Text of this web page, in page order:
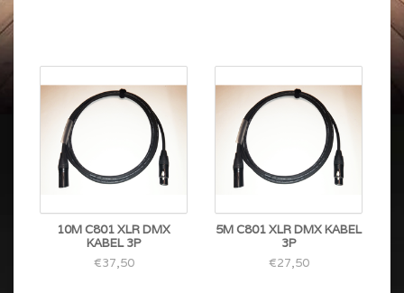
10M C801 XLR DMX
KABEL 3P
€37,50
5M C801 XLR DMX KABEL
3P
€27,50